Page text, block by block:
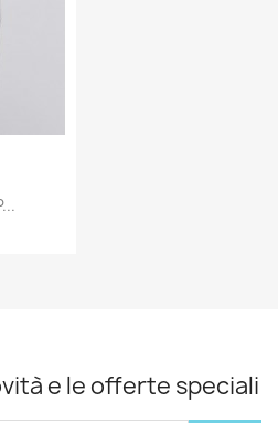
e le offerte speciali